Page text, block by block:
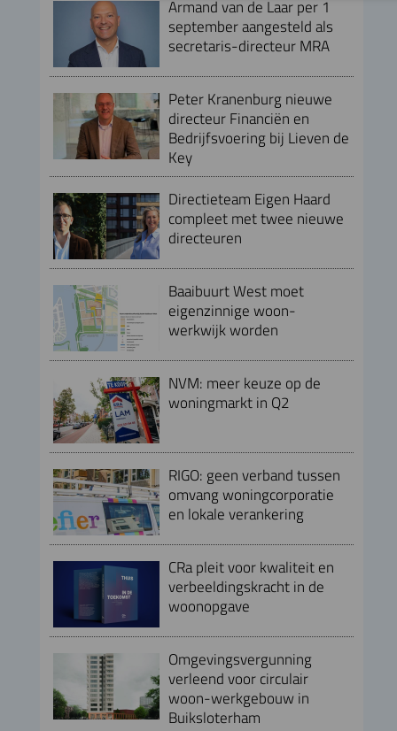
Armand van de Laar per 1
september aangesteld als
secretaris-directeur MRA
Peter Kranenburg nieuwe
directeur Financiën en
Bedrijfsvoering bij Lieven de
Key
Directieteam Eigen Haard
compleet met twee nieuwe
directeuren
Baaibuurt West moet
eigenzinnige woon-
werkwijk worden
NVM: meer keuze op de
woningmarkt in Q2
RIGO: geen verband tussen
omvang woningcorporatie
en lokale verankering
CRa pleit voor kwaliteit en
verbeeldingskracht in de
woonopgave
Omgevingsvergunning
verleend voor circulair
woon-werkgebouw in
Buiksloterham